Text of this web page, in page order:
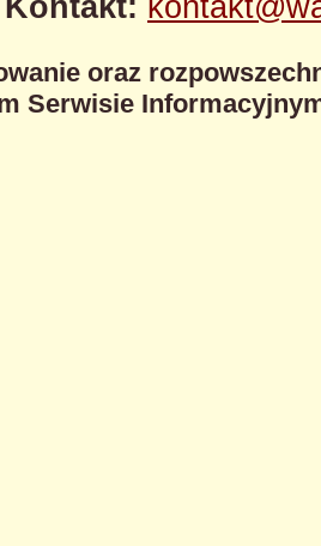
Kontakt:
oraz
Serwisie